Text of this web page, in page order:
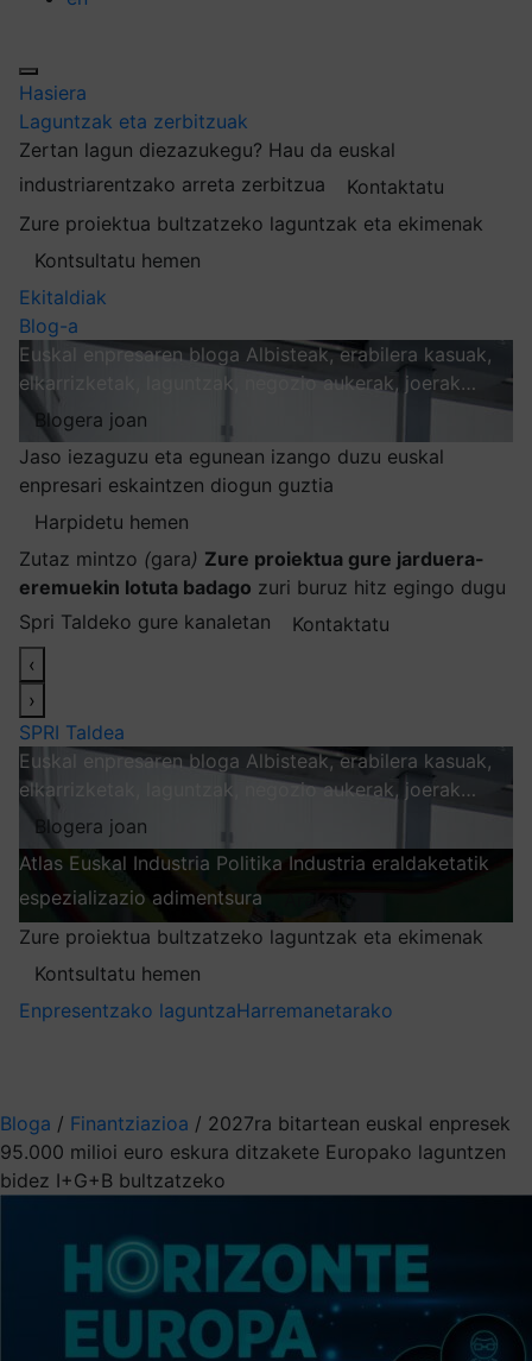
Hasiera
Laguntzak eta zerbitzuak
Zertan lagun diezazukegu? Hau da euskal
industriarentzako arreta zerbitzua
Kontaktatu
Zure proiektua bultzatzeko laguntzak eta ekimenak
Kontsultatu hemen
Ekitaldiak
Blog-a
Euskal enpresaren bloga Albisteak, erabilera kasuak,
elkarrizketak, laguntzak, negozio aukerak, joerak…
Blogera joan
Jaso iezaguzu eta egunean izango duzu euskal
enpresari eskaintzen diogun guztia
Harpidetu hemen
Zutaz mintzo (gara) Zure proiektua gure jarduera-
eremuekin lotuta badago zuri buruz hitz egingo dugu
Spri Taldeko gure kanaletan
Kontaktatu
‹
›
SPRI Taldea
Euskal enpresaren bloga Albisteak, erabilera kasuak,
elkarrizketak, laguntzak, negozio aukerak, joerak…
Blogera joan
Atlas Euskal Industria Politika Industria eraldaketatik
espezializazio adimentsura
Zure proiektua bultzatzeko laguntzak eta ekimenak
Kontsultatu hemen
Enpresentzako laguntzaHarremanetarako
Bloga / Finantziazioa / 2027ra bitartean euskal enpresek
95.000 milioi euro eskura ditzakete Europako laguntzen
bidez I+G+B bultzatzeko